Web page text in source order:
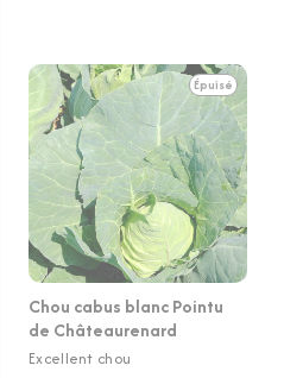
Épuisé
Chou cabus blanc Pointu
de Châteaurenard
Excellent chou